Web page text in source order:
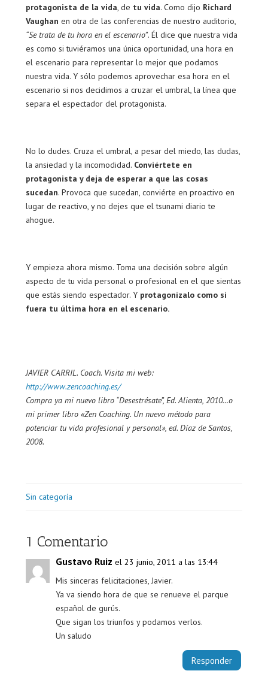
protagonista de la vida, de tu vida. Como dijo Richard
Vaughan en otra de las conferencias de nuestro auditorio,
“Se trata de tu hora en el escenario”. Él dice que nuestra vida
es como si tuviéramos una única oportunidad, una hora en
el escenario para representar lo mejor que podamos
nuestra vida. Y sólo podemos aprovechar esa hora en el
escenario si nos decidimos a cruzar el umbral, la línea que
separa el espectador del protagonista.
No lo dudes. Cruza el umbral, a pesar del miedo, las dudas,
la ansiedad y la incomodidad. Conviértete en
protagonista y deja de esperar a que las cosas
sucedan. Provoca que sucedan, conviérte en proactivo en
lugar de reactivo, y no dejes que el tsunami diario te
ahogue.
Y empieza ahora mismo. Toma una decisión sobre algún
aspecto de tu vida personal o profesional en el que sientas
que estás siendo espectador. Y protagonízalo como si
fuera tu última hora en el escenario.
JAVIER CARRIL. Coach. Visita mi web:
http://www.zencoaching.es/
Compra ya mi nuevo libro “Desestrésate”, Ed. Alienta, 2010…o
mi primer libro «Zen Coaching. Un nuevo método para
potenciar tu vida profesional y personal», ed. Díaz de Santos,
2008.
Sin categoría
1 Comentario
Gustavo Ruiz el 23 junio, 2011 a las 13:44
Mis sinceras felicitaciones, Javier.
Ya va siendo hora de que se renueve el parque
español de gurús.
Que sigan los triunfos y podamos verlos.
Un saludo
Responder